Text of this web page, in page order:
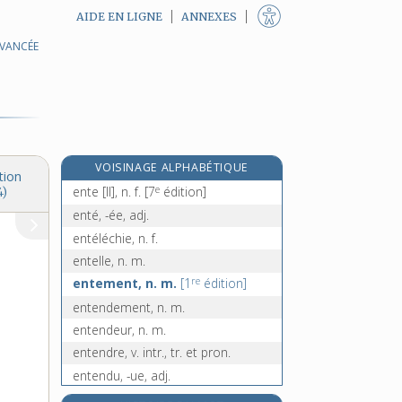
AIDE EN LIGNE ANNEXES
VOISINAGE ALPHABÉTIQUE
ente [I], n. f.
ente [II], n. f. [7e édition]
enté, -ée, adj.
entéléchie, n. f.
entelle, n. m.
entement, n. m. [1 re édition]
entendement, n. m.
entendeur, n. m.
entendre, v. intr., tr. et pron.
entendu, -ue, adj.
enténébrer, v. tr.